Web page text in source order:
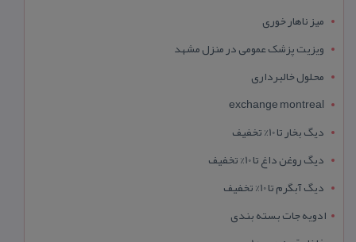
میز ناهار خوری
ویزیت پزشک عمومی در منزل مشهد
محلول خالبرداری
exchange montreal
دیگ بخار تا 10% تخفیف
دیگ روغن داغ تا 10% تخفیف
دیگ آبگرم تا 10% تخفیف
ادویه جات بسته بندی